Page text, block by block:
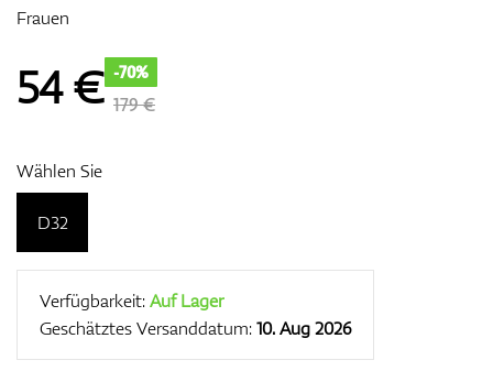
Entfernungsmesser & GPS
Frauen
54€ -70%
179 €
Wählen Sie
D32
Verfügbarkeit:Auf Lager
Geschätztes Versanddatum:10. Aug 2026